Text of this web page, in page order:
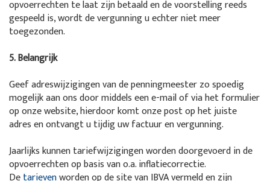
opvoerrechten te laat zijn betaald en de voorstelling reeds
gespeeld is, wordt de vergunning u echter niet meer
toegezonden.
5. Belangrijk
Geef adreswijzigingen van de penningmeester zo spoedig
mogelijk aan ons door middels een e-mail of via het formulier
op onze website, hierdoor komt onze post op het juiste
adres en ontvangt u tijdig uw factuur en vergunning.
Jaarlijks kunnen tariefwijzigingen worden doorgevoerd in de
opvoerrechten op basis van o.a. inflatiecorrectie.